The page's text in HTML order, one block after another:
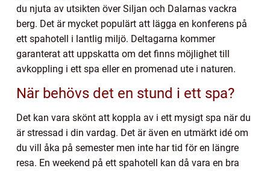
du njuta av utsikten över Siljan och Dalarnas vackra
berg. Det är mycket populärt att lägga en konferens på
ett spahotell i lantlig miljö. Deltagarna kommer
garanterat att uppskatta om det finns möjlighet till
avkoppling i ett spa eller en promenad ute i naturen.
När behövs det en stund i ett spa?
Det kan vara skönt att koppla av i ett mysigt spa när du
är stressad i din vardag. Det är även en utmärkt idé om
du vill åka på semester men inte har tid för en längre
resa. En weekend på ett spahotell kan då vara en bra